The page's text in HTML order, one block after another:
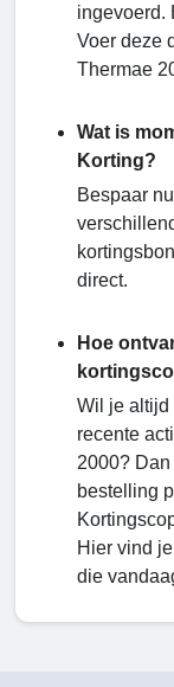
ingevoerd.
Voer deze
Thermae
Wat is
Korting?
Bespaar nu
direct.
Hoe
Wil je altijd
recente
2000?
bestelling
Hier vind
die